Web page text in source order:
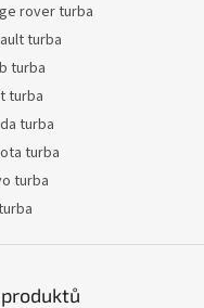
rover turba
turba
turba
turba
turba
turba
turba
produktů